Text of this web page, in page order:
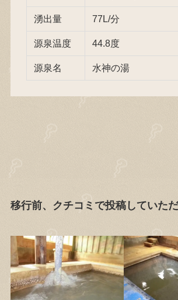
湧出量 77L/分
源泉温度 44.8度
源泉名 水神の湯
移行前、クチコミで投稿していた